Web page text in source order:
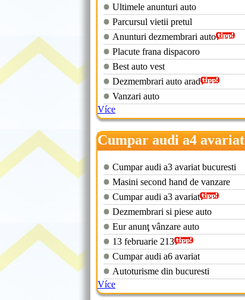
Ultimele anunturi auto
Parcursul vietii pretul
Anunturi dezmembrari auto
Placute frana dispacoro
Best auto vest
Dezmembrari auto arad
Vanzari auto
Více
Cumpar audi a4 avariat
Cumpar audi a3 avariat bucuresti
Masini second hand de vanzare
Cumpar audi a3 avariat
Dezmembrari si piese auto
Eur anunţ vânzare auto
13 februarie 213
Cumpar audi a6 avariat
Autoturisme din bucuresti
Více